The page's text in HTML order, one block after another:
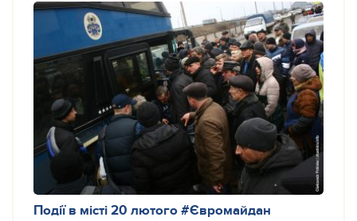
Події в місті 20 лютого #Євромайдан